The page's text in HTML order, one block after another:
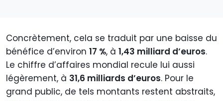
Concrètement, cela se traduit par une baisse du
bénéfice d’environ 17 %, à 1,43 milliard d’euros.
Le chiffre d’affaires mondial recule lui aussi
légèrement, à 31,6 milliards d’euros. Pour le
grand public, de tels montants restent abstraits,